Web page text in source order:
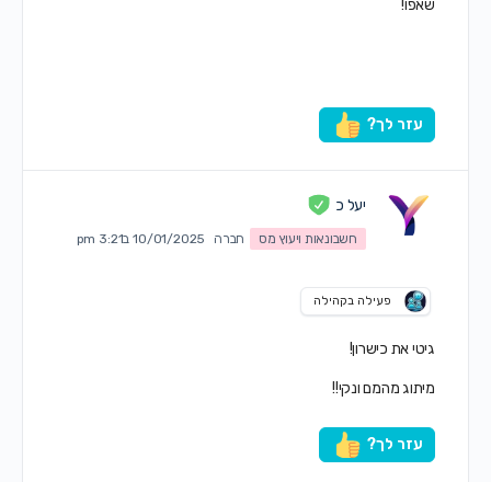
שאפו!
עזר לך?
יעל כ
חשבונאות ויעוץ מס חברה 10/01/2025 ב3:21 pm
פעילה בקהילה
גיטי את כישרון!
מיתוג מהמם ונקי!!
עזר לך?